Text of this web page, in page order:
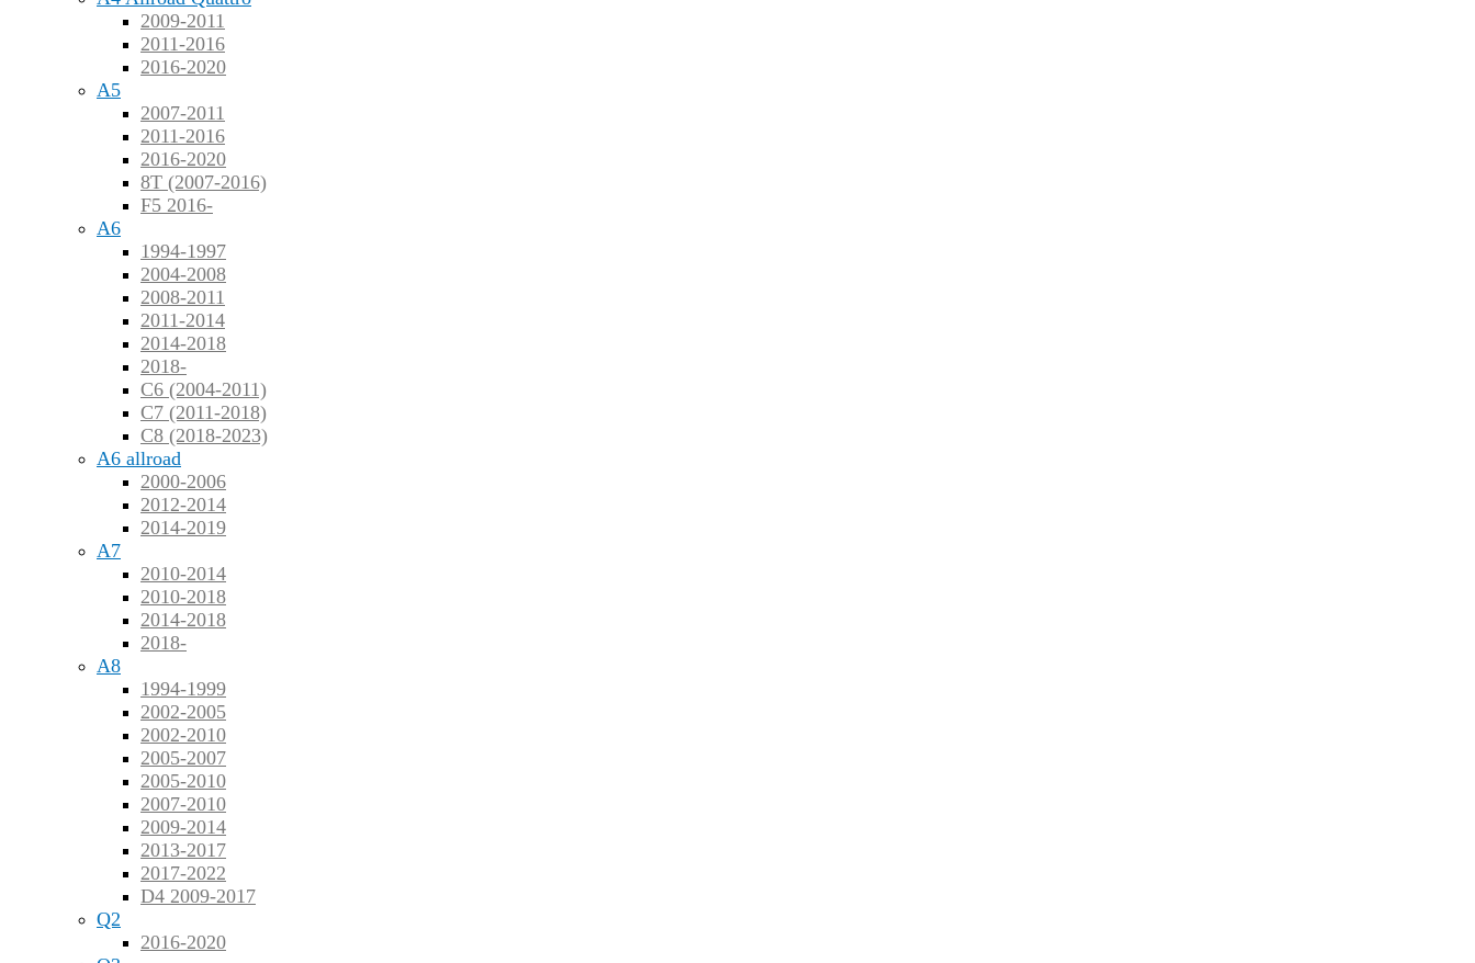
2009-2011
2011-2016
2016-2020
A5
2007-2011
2011-2016
2016-2020
8T (2007-2016)
F5 2016-
A6
1994-1997
2004-2008
2008-2011
2011-2014
2014-2018
2018-
C6 (2004-2011)
C7 (2011-2018)
C8 (2018-2023)
A6 allroad
2000-2006
2012-2014
2014-2019
A7
2010-2014
2010-2018
2014-2018
2018-
A8
1994-1999
2002-2005
2002-2010
2005-2007
2005-2010
2007-2010
2009-2014
2013-2017
2017-2022
D4 2009-2017
Q2
2016-2020